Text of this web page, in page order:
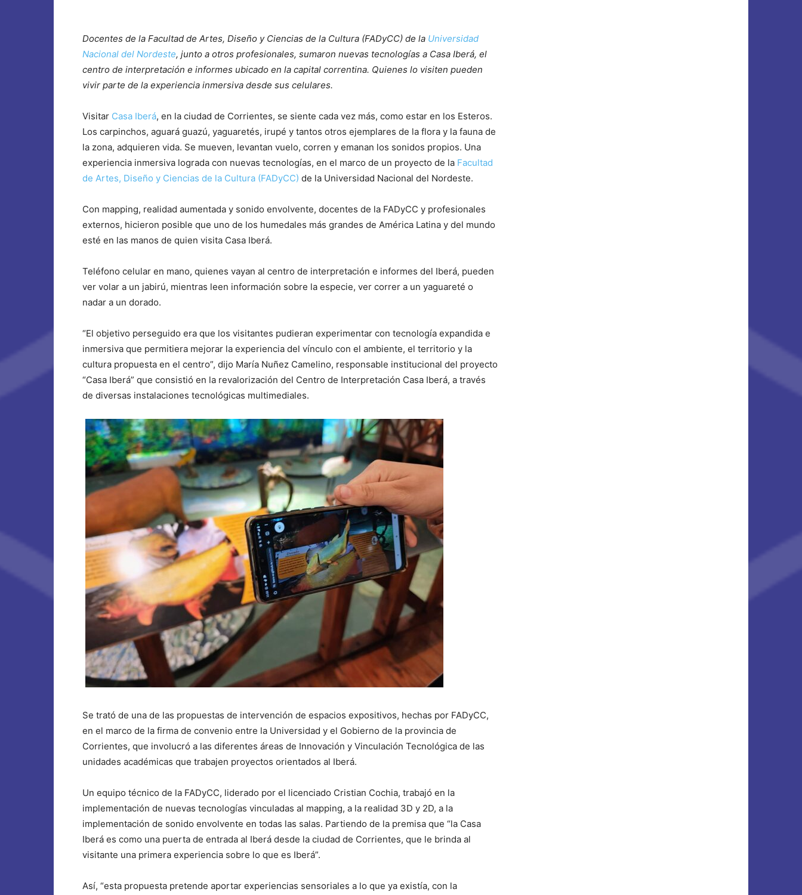
Docentes de la Facultad de Artes, Diseño y Ciencias de la Cultura (FADyCC) de la Universidad
Nacional del Nordeste, junto a otros profesionales, sumaron nuevas tecnologías a Casa Iberá, el
centro de interpretación e informes ubicado en la capital correntina. Quienes lo visiten pueden
vivir parte de la experiencia inmersiva desde sus celulares.
Visitar Casa Iberá, en la ciudad de Corrientes, se siente cada vez más, como estar en los Esteros.
Los carpinchos, aguará guazú, yaguaretés, irupé y tantos otros ejemplares de la flora y la fauna de
la zona, adquieren vida. Se mueven, levantan vuelo, corren y emanan los sonidos propios. Una
experiencia inmersiva lograda con nuevas tecnologías, en el marco de un proyecto de la Facultad
de Artes, Diseño y Ciencias de la Cultura (FADyCC) de la Universidad Nacional del Nordeste.
Con mapping, realidad aumentada y sonido envolvente, docentes de la FADyCC y profesionales
externos, hicieron posible que uno de los humedales más grandes de América Latina y del mundo
esté en las manos de quien visita Casa Iberá.
Teléfono celular en mano, quienes vayan al centro de interpretación e informes del Iberá, pueden
ver volar a un jabirú, mientras leen información sobre la especie, ver correr a un yaguareté o
nadar a un dorado.
“El objetivo perseguido era que los visitantes pudieran experimentar con tecnología expandida e
inmersiva que permitiera mejorar la experiencia del vínculo con el ambiente, el territorio y la
cultura propuesta en el centro”, dijo María Nuñez Camelino, responsable institucional del proyecto
“Casa Iberá” que consistió en la revalorización del Centro de Interpretación Casa Iberá, a través
de diversas instalaciones tecnológicas multimediales.
Se trató de una de las propuestas de intervención de espacios expositivos, hechas por FADyCC,
en el marco de la firma de convenio entre la Universidad y el Gobierno de la provincia de
Corrientes, que involucró a las diferentes áreas de Innovación y Vinculación Tecnológica de las
unidades académicas que trabajen proyectos orientados al Iberá.
Un equipo técnico de la FADyCC, liderado por el licenciado Cristian Cochia, trabajó en la
implementación de nuevas tecnologías vinculadas al mapping, a la realidad 3D y 2D, a la
implementación de sonido envolvente en todas las salas. Partiendo de la premisa que “la Casa
Iberá es como una puerta de entrada al Iberá desde la ciudad de Corrientes, que le brinda al
visitante una primera experiencia sobre lo que es Iberá”.
Así, “esta propuesta pretende aportar experiencias sensoriales a lo que ya existía, con la